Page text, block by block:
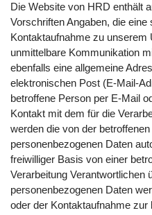
Die Website von HRD enthält
Vorschriften Angaben, die
Kontaktaufnahme zu unserem
unmittelbare Kommunikation
ebenfalls eine allgemeine
elektronischen Post (E-Mail-
betroffene Person per E-Mail
Kontakt mit dem für die
werden die von der
personenbezogenen Daten
freiwilliger Basis von einer
Verarbeitung Verantwortlichen
personenbezogenen Daten
oder der Kontaktaufnahme